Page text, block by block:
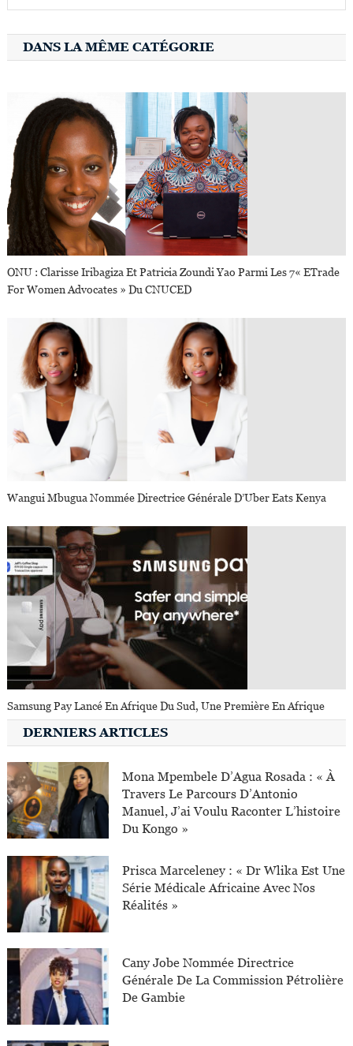
DANS LA MÊME CATÉGORIE
ONU : Clarisse Iribagiza Et Patricia Zoundi Yao Parmi Les 7« ETrade
For Women Advocates » Du CNUCED
Wangui Mbugua Nommée Directrice Générale D’Uber Eats Kenya
Samsung Pay Lancé En Afrique Du Sud, Une Première En Afrique
DERNIERS ARTICLES
Mona Mpembele D’Agua Rosada : « À
Travers Le Parcours D’Antonio
Manuel, J’ai Voulu Raconter L’histoire
Du Kongo »
Prisca Marceleney : « Dr Wlika Est Une
Série Médicale Africaine Avec Nos
Réalités »
Cany Jobe Nommée Directrice
Générale De La Commission Pétrolière
De Gambie